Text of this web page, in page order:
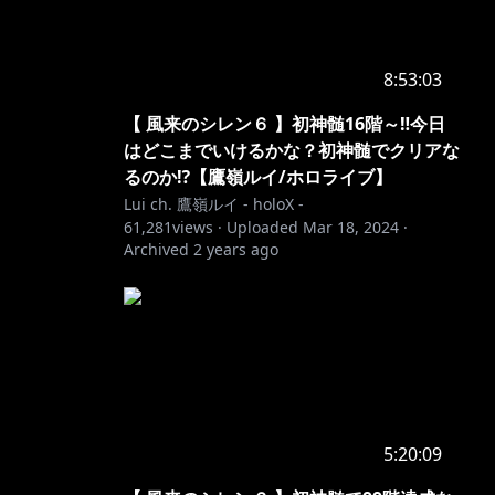
8:53:03
【 風来のシレン６ 】初神髄16階～‼今日
はどこまでいけるかな？初神髄でクリアな
るのか⁉【鷹嶺ルイ/ホロライブ】
Lui ch. 鷹嶺ルイ - holoX -
61,281views · Uploaded Mar 18, 2024 ·
Archived 2 years ago
5:20:09